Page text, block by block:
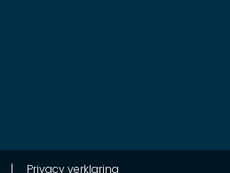
| Privacy verklaring